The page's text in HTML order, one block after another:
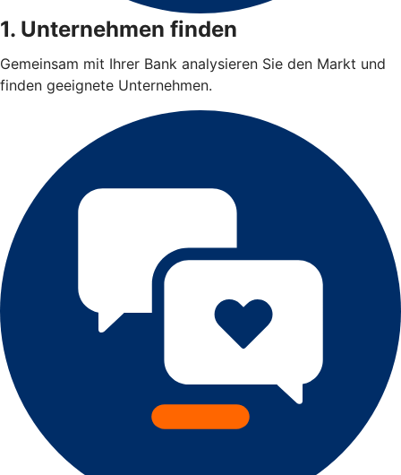
1. Unternehmen finden
Gemeinsam mit Ihrer Bank analysieren Sie den Markt und
finden geeignete Unternehmen.